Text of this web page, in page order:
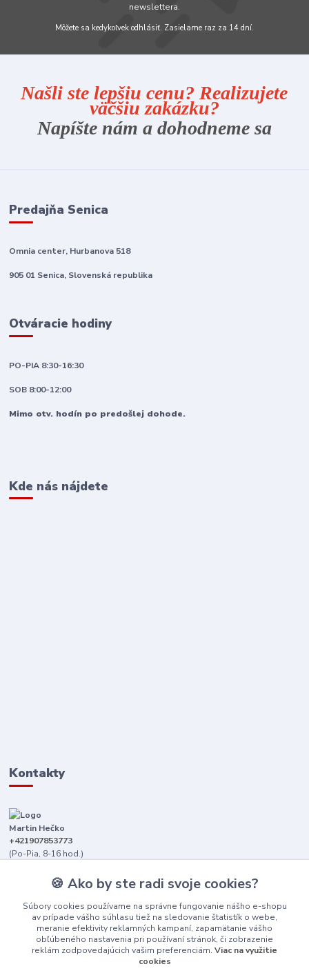
newslettera.
Môžete sa kedykoľvek odhlásiť. Zasielame raz za 14 dní.
Našli ste lepšiu cenu? Realizujete
väčšiu zakázku?
Napíšte nám a dohodneme sa
Predajňa Senica
Omnia center, Hurbanova 518
905 01 Senica, Slovenská republika
Otváracie hodiny
PO-PIA 8:30-16:30
SOB 8:00-12:00
Mimo otv. hodín po predošlej dohode.
Kde nás nájdete
Kontakty
Martin Hečko
+421907853773
(Po-Pia, 8-16 hod.)
senica@dizajnkamen.sk
🍪 Ako by ste radi svoje cookies?
Súbory cookies používame na správne fungovanie nášho e-shopu
av prípade vášho súhlasu tiež na sledovanie štatistík o webe,
meranie efektivity reklamných kampaní, zapamätanie vášho
obľúbeného nastavenia pri používaní stránok, či zobrazenie
reklám zodpovedajúcich vašim preferenciám. Viac na využitie
cookies